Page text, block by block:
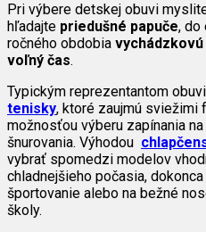
Pri výbere detskej obuvi
hľadajte priedušné papuče, do
ročného obdobia
voľný čas.
Typickým reprezentantom
tenisky, ktoré zaujmú sviežimi
možnosťou výberu zapínania
šnurovania. Výhodou
vybrať spomedzi modelov
chladnejšieho počasia,
športovanie alebo na bežné
školy.